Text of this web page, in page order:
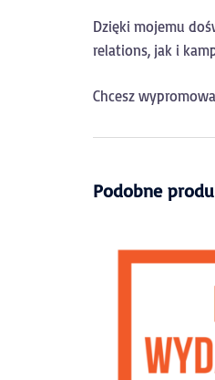
Dzięki mojemu
relations, jak i
Chcesz
Podobne